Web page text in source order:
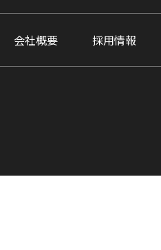
会社概要 採用情報